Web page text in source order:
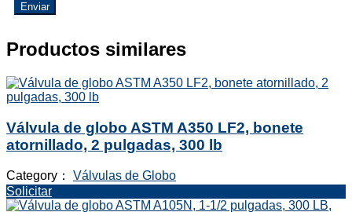
Enviar
Productos similares
Válvula de globo ASTM A350 LF2, bonete
atornillado, 2 pulgadas, 300 lb
Category： Válvulas de Globo
Solicitar